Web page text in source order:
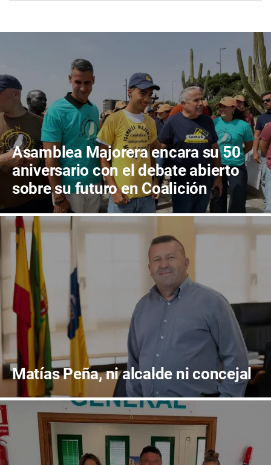
Asamblea Majorera encara su 50
aniversario con el debate abierto
sobre su futuro en Coalición
Canaria
Matías Peña, ni alcalde ni concejal